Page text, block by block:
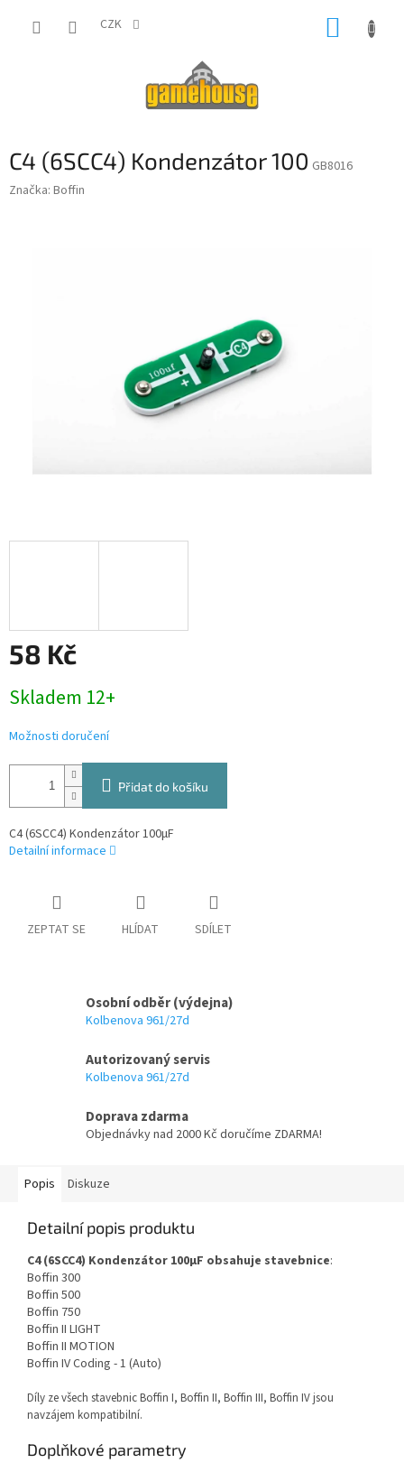
CZK
C4 (6SCC4) Kondenzátor 100 GB8016
Značka: Boffin
58 Kč
cena:
Skladem 12+
Možnosti doručení
Přidat do košíku
C4 (6SCC4) Kondenzátor 100µF
Detailní informace
ZEPTAT SE HLÍDAT SDÍLET
Osobní odběr (výdejna)
Kolbenova 961/27d
Autorizovaný servis
Kolbenova 961/27d
Doprava zdarma
Objednávky nad 2000 Kč doručíme ZDARMA!
Popis Diskuze
Detailní popis produktu
C4 (6SCC4) Kondenzátor 100µF obsahuje stavebnice:
Boffin 300
Boffin 500
Boffin 750
Boffin II LIGHT
Boffin II MOTION
Boffin IV Coding - 1 (Auto)
Díly ze všech stavebnic Boffin I, Boffin II, Boffin III, Boffin IV jsou
navzájem kompatibilní.
Doplňkové parametry